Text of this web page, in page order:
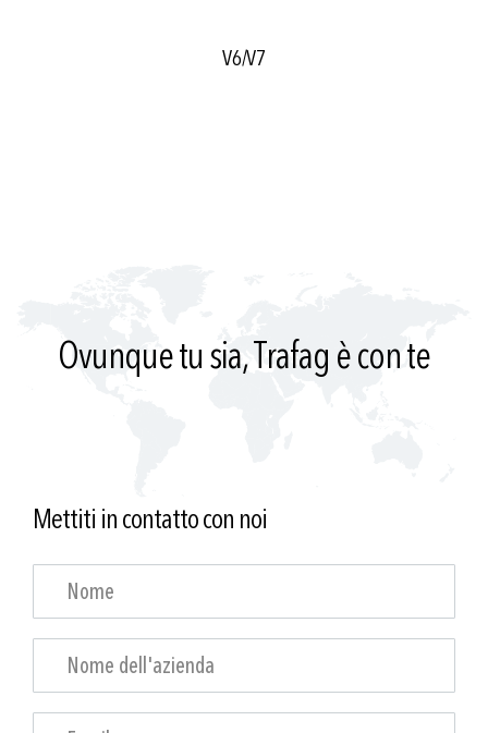
V6/V7
Ovunque tu sia, Trafag è con te
Mettiti in contatto con noi